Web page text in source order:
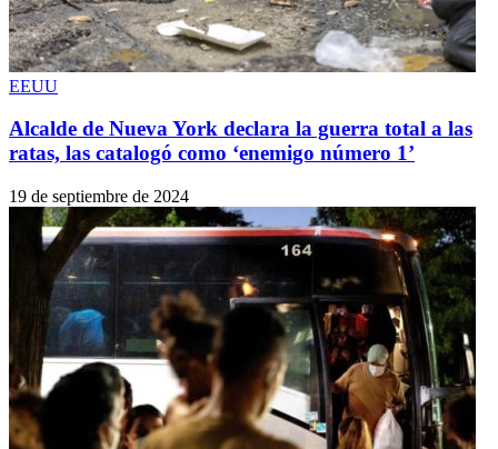
EEUU
Alcalde de Nueva York declara la guerra total a las
ratas, las catalogó como ‘enemigo número 1’
19 de septiembre de 2024